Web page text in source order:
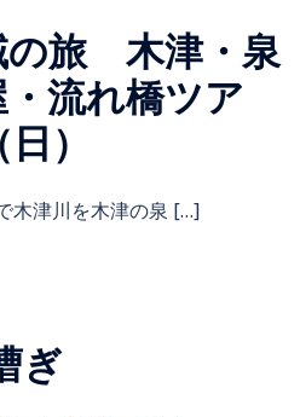
の旅 木津・泉
流れ橋ツア
）
木津川を木津の泉 […]
ぎ